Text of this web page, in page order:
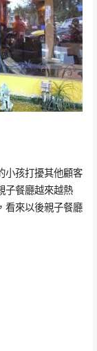
小孩打擾其他顧客
子餐廳越來越熱
看來以後親子餐廳